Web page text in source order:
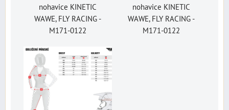
nohavice KINETIC
WAWE, FLY RACING -
M171-0122
nohavice KINETIC
WAWE, FLY RACING -
M171-0122